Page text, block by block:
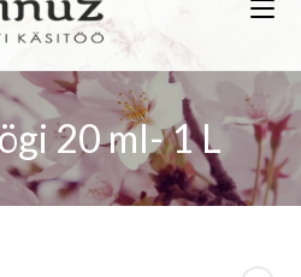
20 ml- 1 L